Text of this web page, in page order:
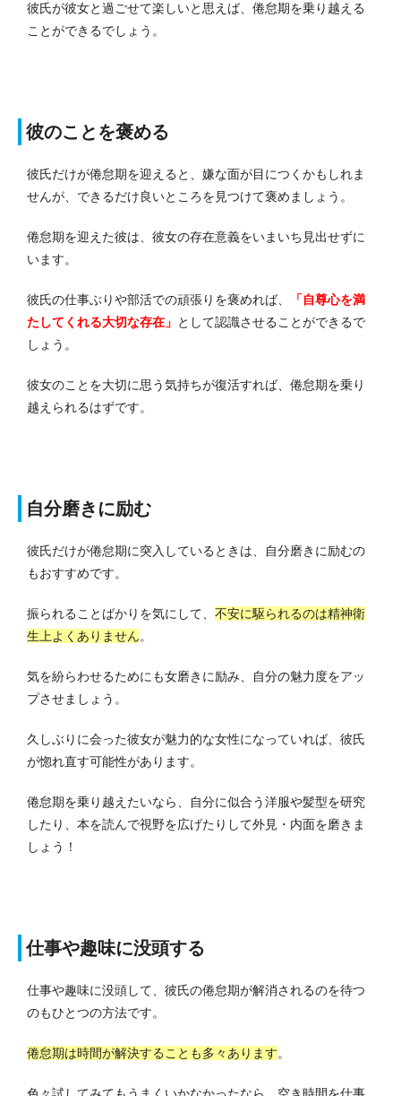
彼氏が彼女と過ごせて楽しいと思えば、倦怠期を乗り越える
ことができるでしょう。
彼のことを褒める
彼氏だけが倦怠期を迎えると、嫌な面が目につくかもしれま
せんが、できるだけ良いところを見つけて褒めましょう。
倦怠期を迎えた彼は、彼女の存在意義をいまいち見出せずに
います。
彼氏の仕事ぶりや部活での頑張りを褒めれば、
「自尊心を満
たしてくれる大切な存在」 として認識させることができるで
しょう。
彼女のことを大切に思う気持ちが復活すれば、倦怠期を乗り
越えられるはずです。
自分磨きに励む
彼氏だけが倦怠期に突入しているときは、自分磨きに励むの
もおすすめです。
振られることばかりを気にして、 不安に駆られるのは精神衛
生上よくありません。
気を紛らわせるためにも女磨きに励み、自分の魅力度をアッ
プさせましょう。
久しぶりに会った彼女が魅力的な女性になっていれば、彼氏
が惚れ直す可能性があります。
倦怠期を乗り越えたいなら、自分に似合う洋服や髪型を研究
したり、本を読んで視野を広げたりして外見・内面を磨きま
しょう！
仕事や趣味に没頭する
仕事や趣味に没頭して、彼氏の倦怠期が解消されるのを待つ
のもひとつの方法です。
倦怠期は時間が解決することも多々あります。